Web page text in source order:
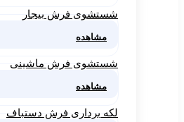
شستشوی فرش بیجار
مشاهده
شستشوی فرش ماشینی
مشاهده
لکه برداری فرش دستباف